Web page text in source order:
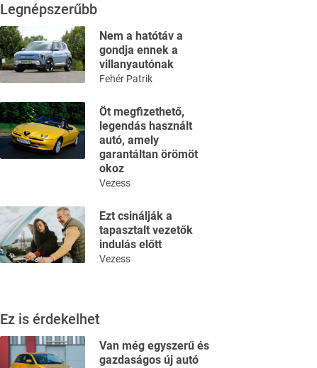
Legnépszerűbb
Nem a hatótáv a
gondja ennek a
villanyautónak
Fehér Patrik
Öt megfizethető,
legendás használt
autó, amely
garantáltan örömöt
okoz
Vezess
Ezt csinálják a
tapasztalt vezetők
indulás előtt
Vezess
Ez is érdekelhet
Van még egyszerű és
gazdaságos új autó